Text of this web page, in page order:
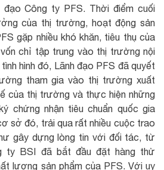
đạo Công ty PFS. Thời điểm cuối
của thị trường, hoạt động sản
gặp nhiều khó khăn, tiêu thụ của
chỉ tập trung vào thị trường nội
hình đó, Lãnh đạo PFS đã quyết
tham gia vào thị trường xuất
của thị trường và thực hiện những
chứng nhận tiêu chuẩn quốc gia
sở đó, trải qua rất nhiều cuộc trao
gây dựng lòng tin với đối tác, từ
ty BSI đã bắt đầu đặt hàng thử
lượng sản phẩm của PFS. Với uy